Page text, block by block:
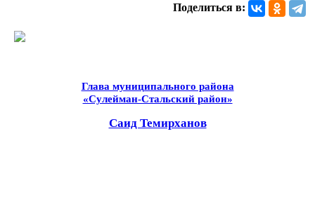
Поделиться в:
Глава муниципального района
«Сулейман-Стальский район»
Саид Темирханов